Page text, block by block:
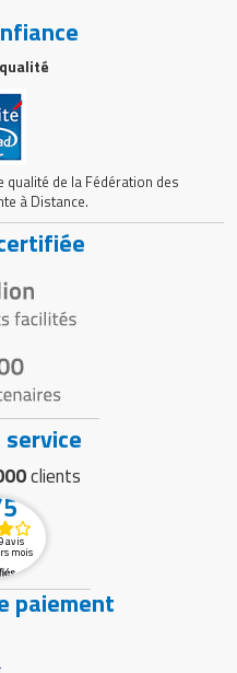
de la Fédération des
à Distance.
clients
avis
mois
paiement